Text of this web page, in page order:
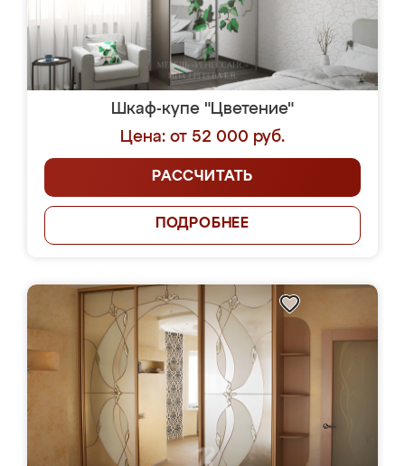
Шкаф-купе "Цветение"
Цена: от 52 000 руб.
РАССЧИТАТЬ
ПОДРОБНЕЕ